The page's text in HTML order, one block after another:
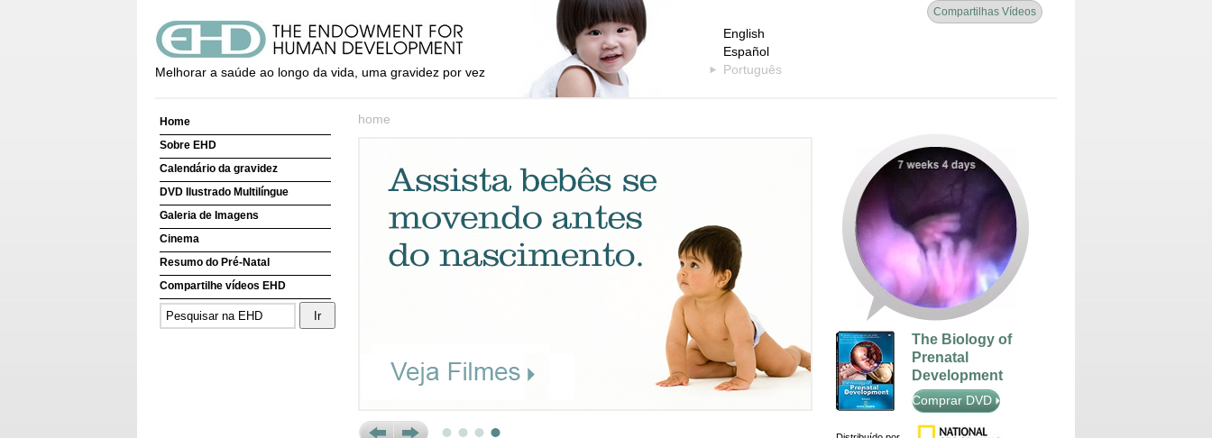
Melhorar a saúde ao longo da vida, uma gravidez por vez
English
Español
Português
Compartilhas Vídeos
Home
Sobre EHD
Calendário da gravidez
DVD Ilustrado Multilíngue
Galeria de Imagens
Cinema
Resumo do Pré-Natal
Compartilhe vídeos EHD
home
The Biology of
Prenatal
Development
Comprar DVD